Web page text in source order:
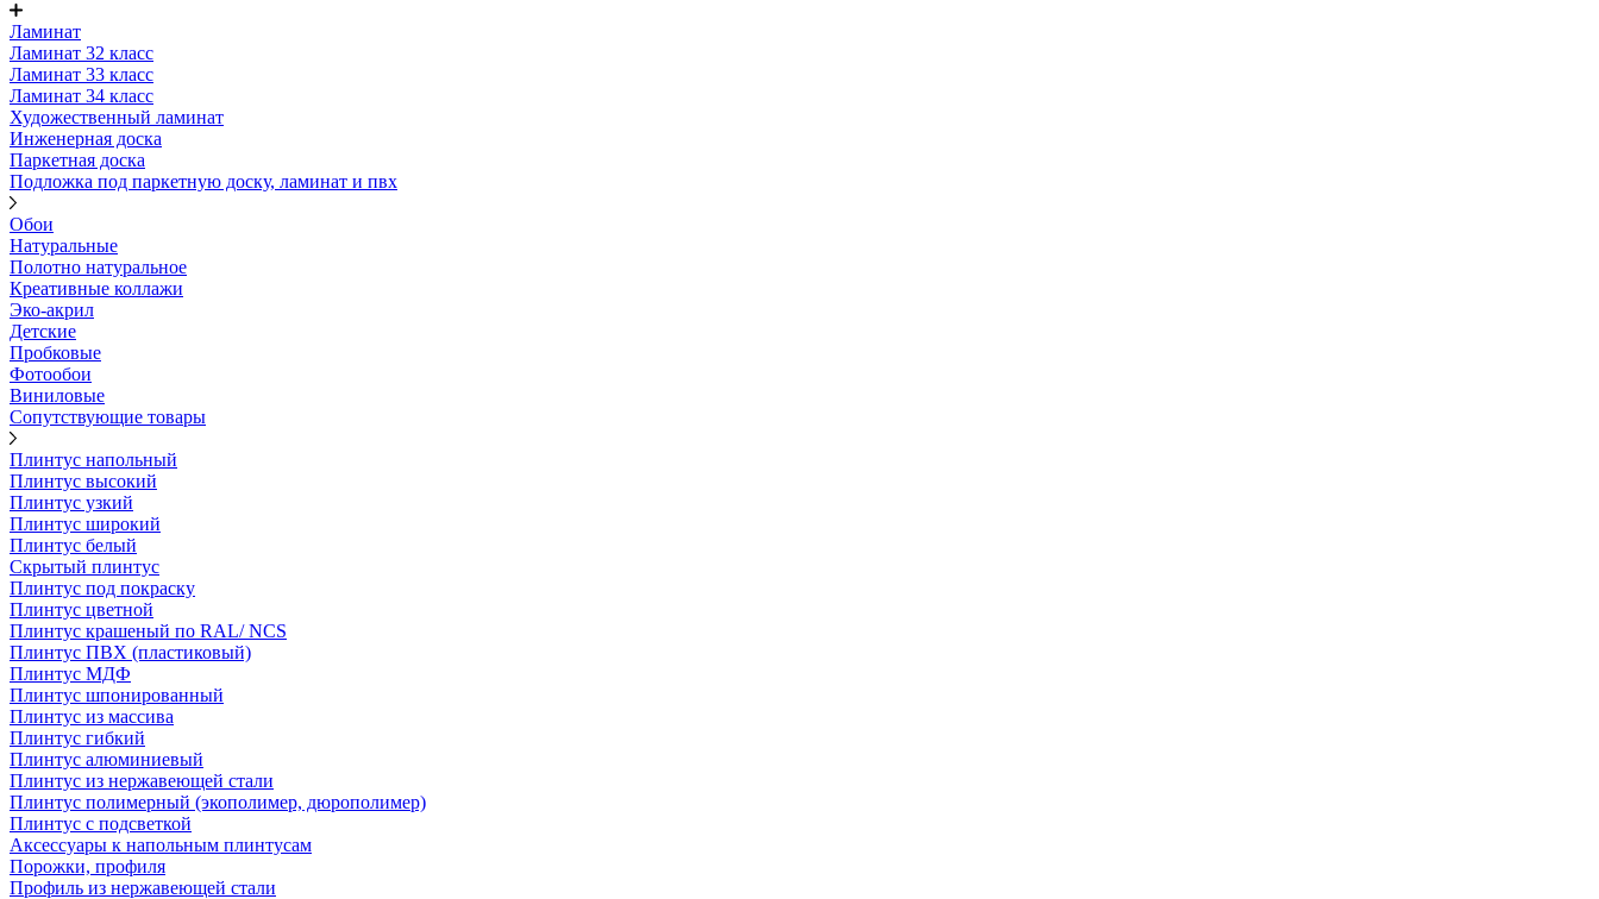
Ламинат
Ламинат 32 класс
Ламинат 33 класс
Ламинат 34 класс
Художественный ламинат
Инженерная доска
Паркетная доска
Подложка под паркетную доску, ламинат и пвх
Обои
Натуральные
Полотно натуральное
Креативные коллажи
Эко-акрил
Детские
Пробковые
Фотообои
Виниловые
Сопутствующие товары
Плинтус напольный
Плинтус высокий
Плинтус узкий
Плинтус широкий
Плинтус белый
Скрытый плинтус
Плинтус под покраску
Плинтус цветной
Плинтус крашеный по RAL/ NCS
Плинтус ПВХ (пластиковый)
Плинтус МДФ
Плинтус шпонированный
Плинтус из массива
Плинтус гибкий
Плинтус алюминиевый
Плинтус из нержавеющей стали
Плинтус полимерный (экополимер, дюрополимер)
Плинтус с подсветкой
Аксессуары к напольным плинтусам
Порожки, профиля
Профиль из нержавеющей стали